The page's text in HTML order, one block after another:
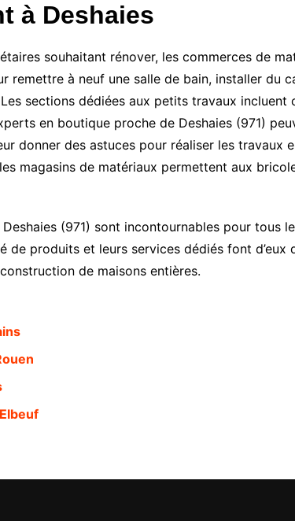
à Deshaies
souhaitant rénover, les commerces de
remettre à neuf une salle de bain, installer du
sections dédiées aux petits travaux incluent
en boutique proche de Deshaies (971)
donner des astuces pour réaliser les
magasins de matériaux permettent aux
(971) sont incontournables pour tous
de produits et leurs services dédiés font
de maisons entières.